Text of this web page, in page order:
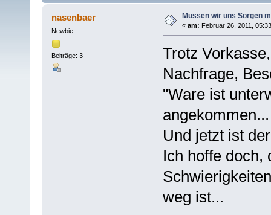
nasenbaer
Newbie
Beiträge: 3
Müssen wir uns Sorgen
« am: Februar 26, 2011,
Trotz
Nachfrage,
"Ware ist
angekommen...
Und jetzt ist
Ich hoffe doch,
weg ist...